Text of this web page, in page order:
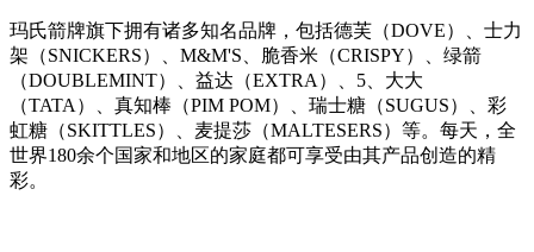
玛氏箭牌旗下拥有诸多知名品牌，包括德芙（DOVE）、士力
架（SNICKERS）、M&M'S、脆香米（CRISPY）、绿箭
（DOUBLEMINT）、益达（EXTRA）、5、大大
（TATA）、真知棒（PIM POM）、瑞士糖（SUGUS）、彩
虹糖（SKITTLES）、麦提莎（MALTESERS）等。每天，全
世界180余个国家和地区的家庭都可享受由其产品创造的精
彩。